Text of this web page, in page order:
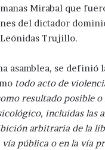
Mirabal que
del dictador
Leónidas Trujillo.
asamblea, se definió
todo acto de
resultado posible o
incluidas las
arbitraria de la
pública o en la vía